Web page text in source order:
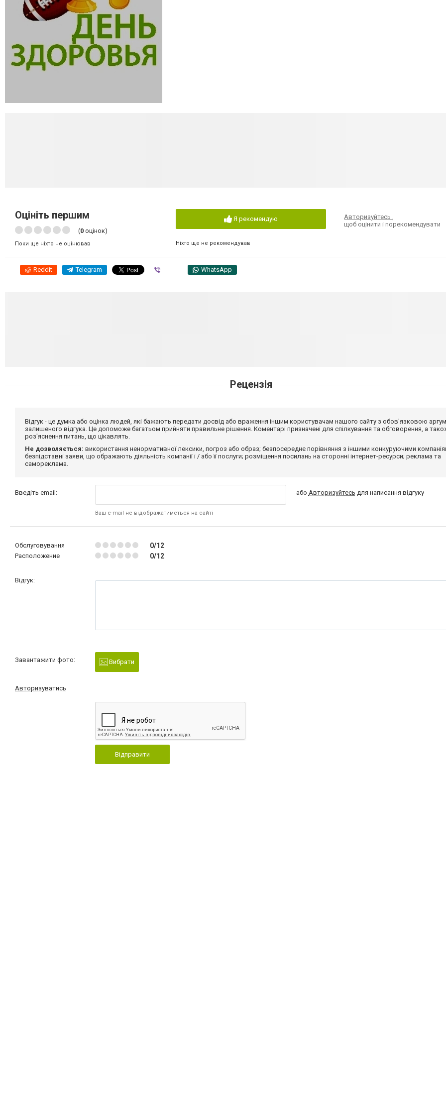
Оцініть першим
(0 оцінок)
Поки ще ніхто не оцінював
Я рекомендую
Ніхто ще не рекомендував
Авторизуйтесь
щоб оцінити і порекомендувати
Reddit Telegram WhatsApp
Рецензія
Відгук - це думка або оцінка людей, які бажають передати досвід або враження іншим користувачам нашого сайту з обов'язковою
залишеного відгука. Це допоможе багатьом прийняти правильне рішення. Коментарі призначені для спілкування та обговорення, а
роз'яснення питань, що цікавлять.
Не дозволяється: використання ненормативної лексики, погроз або образ; безпосереднє порівняння з іншими конкуруючими
безпідставні заяви, що ображають діяльність компанії і / або її послуги; розміщення посилань на сторонні інтернет-ресурси; реклама та
самореклама.
Введіть email:
Ваш e-mail не відображатиметься на сайті
або Авторизуйтесь для написання відгуку
Обслуговування 0/12
Расположение 0/12
Відгук:
Завантажити фото: Вибрати
Авторизуватись
Відправити